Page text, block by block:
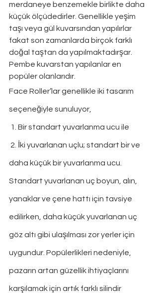
merdaneye benzemekle birlikte daha
küçük ölçüdedirler. Genellikle yeşim
taşı veya gül kuvarsından yapılırlar
fakat son zamanlarda birçok farklı
doğal taştan da yapılmaktadırşar.
Pembe kuvarstan yapılanlar en
popüler olanlarıdır.
Face Roller’lar genellikle iki tasarım
seçeneğiyle sunuluyor,
1. Bir standart yuvarlanma ucu ile
daha küçük bir yuvarlanma ucu.
Standart yuvarlanan uç boyun, alın,
yanaklar ve çene hattı için tavsiye
edilirken, daha küçük yuvarlanan uç
göz altı gibi ulaşılması zor yerler için
uygundur. Popülerlikleri nedeniyle,
pazarın artan güzellik ihtiyaçlarını
karşılamak için artık farklı silindir